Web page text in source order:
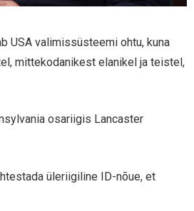
USA valimissüsteemi ohtu, kuna
mittekodanikest elanikel ja teistel,
osariigis Lancaster
üleriigiline ID-nõue, et